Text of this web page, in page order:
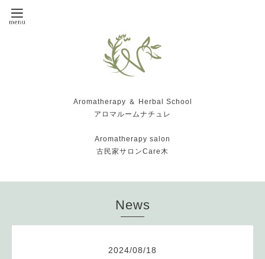
Aromatherapy ＆ Herbal School
アロマルームナチュレ
Aromatherapy salon
古民家サロンCare木
News
2024/08/18